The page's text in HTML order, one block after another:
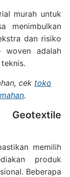
murah untuk
menimbulkan
dan risiko
woven adalah
cek toko
.
Geotextile
memilih
produk
Beberapa